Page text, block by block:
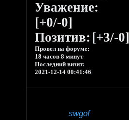
Уважение:
[+0/-0]
Позитив: [+3/-0]
Провел на форуме:
18 часов 8 минут
Последний визит:
2021-12-14 00:41:46
swgof